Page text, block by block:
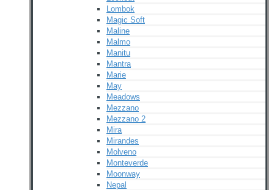
Lombok
Magic Soft
Maline
Malmo
Manitu
Mantra
Marie
May
Meadows
Mezzano
Mezzano 2
Mira
Mirandes
Molveno
Monteverde
Moonway
Nepal